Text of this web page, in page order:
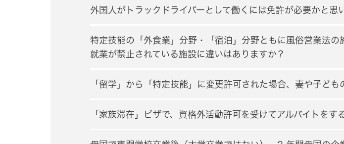
外国人がトラックドライバーとして働くには免許が必要かと思
特定技能の「外食業」分野・「宿泊」分野ともに風俗営業法
就業が禁止されている施設に違いはありますか？
「留学」から「特定技能」に変更許可された場合、妻や子ど
「家族滞在」ビザで、資格外活動許可を受けてアルバイトをす